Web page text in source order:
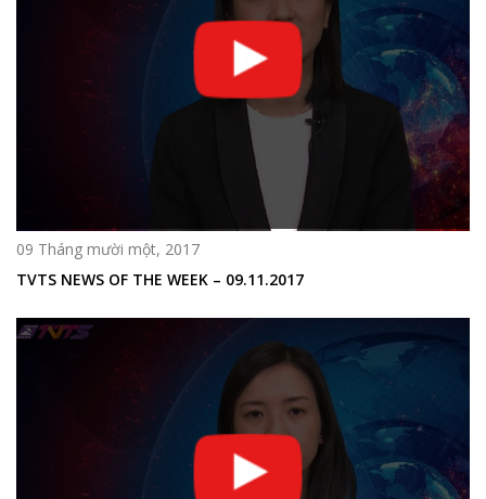
09 Tháng mười một, 2017
TVTS NEWS OF THE WEEK – 09.11.2017